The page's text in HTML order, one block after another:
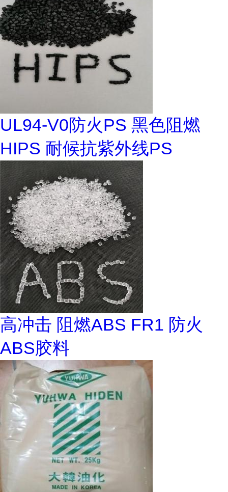
UL94-V0防火PS 黑色阻燃
HIPS 耐候抗紫外线PS
高冲击 阻燃ABS FR1 防火
ABS胶料